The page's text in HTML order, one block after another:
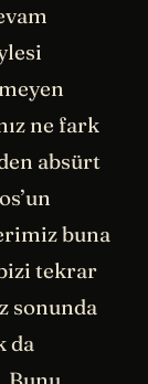
ne fark
absürt
buna
tekrar
sonunda
da